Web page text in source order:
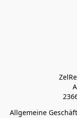
Allgemeine